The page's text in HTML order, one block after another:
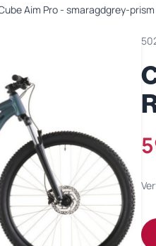
Aim Pro - smaragdgrey-